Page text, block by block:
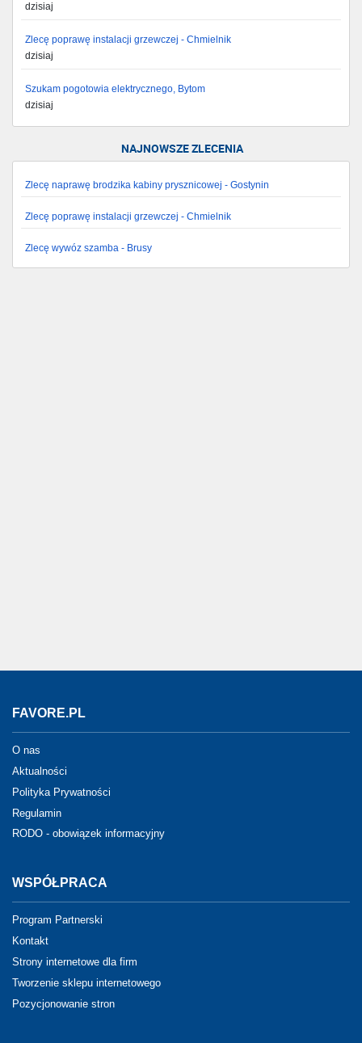
dzisiaj
Zlecę poprawę instalacji grzewczej - Chmielnik
dzisiaj
Szukam pogotowia elektrycznego, Bytom
dzisiaj
NAJNOWSZE ZLECENIA
Zlecę naprawę brodzika kabiny prysznicowej - Gostynin
Zlecę poprawę instalacji grzewczej - Chmielnik
Zlecę wywóz szamba - Brusy
FAVORE.PL
O nas
Aktualności
Polityka Prywatności
Regulamin
RODO - obowiązek informacyjny
WSPÓŁPRACA
Program Partnerski
Kontakt
Strony internetowe dla firm
Tworzenie sklepu internetowego
Pozycjonowanie stron